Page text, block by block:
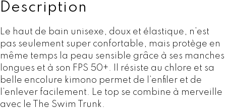
9
,
0
0
à
C
e
S
w
i
m
T
o
Description
Le haut de bain unisexe, doux et élastique, n’est
pas seulement super confortable, mais protège en
même temps la peau sensible grâce à ses manches
longues et à son FPS 50+. Il résiste au chlore et sa
belle encolure kimono permet de l’enfiler et de
l’enlever facilement. Le top se combine à merveille
avec le The Swim Trunk.